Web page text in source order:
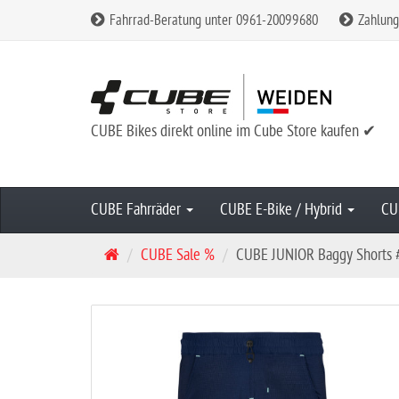
Fahrrad-Beratung unter 0961-20099680
CUBE Bikes direkt online im Cube Store kaufen ✔
CUBE Fahrräder CUBE E-Bike / Hybrid
S
a
CUBE Sale % CUBE JUNIOR Baggy Shorts